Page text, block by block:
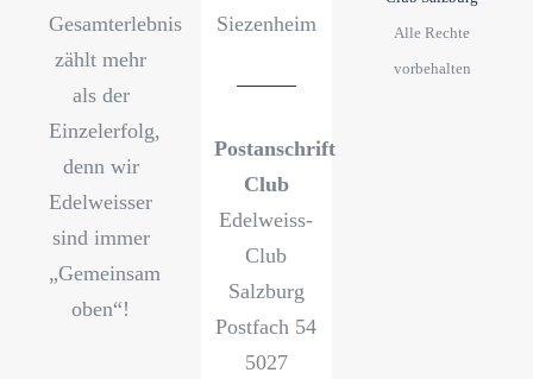
Gesamterlebnis
zählt mehr
als der
Einzelerfolg,
denn wir
Edelweisser
sind immer
„Gemeinsam
oben“!
Siezenheim
Postanschrift
Club
Edelweiss-
Club
Salzburg
Postfach 54
5027
Alle Rechte
vorbehalten